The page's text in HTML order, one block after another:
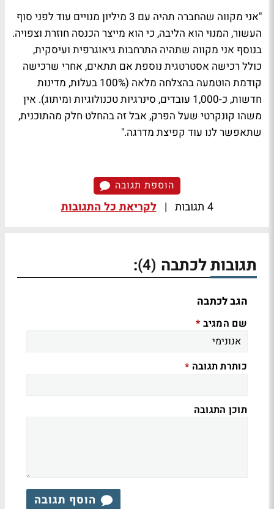
"אני מקווה שהחברה תהיה עם 3 מיליון מנויים עוד לפני סוף
העשור, המנוי הוא הליבה, כי הוא מייצר הכנסה חוזרת וצפויה.
בנוסף אני מקווה שתהיה התרחבות גיאוגרפית ועיסקית,
כולל רכישה אסטרטגית נוספת אם תתאים, אחרי שרכישה
קודמת הוטמעה בהצלחה מלאה (100% בעלות, מדינות
חדשות, כ-1,000 עובדים, סינרגיות טכנולוגיות ומיתוג). אין
משהו קונקרטי שעל הפרק, אבל זה בהחלט חלק מהתוכנית,
שתאפשר לנו עוד קפיצת מדרגה."
הוספת תגובה
4 תגובות | לקריאת כל התגובות
תגובות לכתבה (4)
:
הגב לכתבה
שם המגיב *
כותרת תגובה *
תוכן התגובה
הוסף תגובה